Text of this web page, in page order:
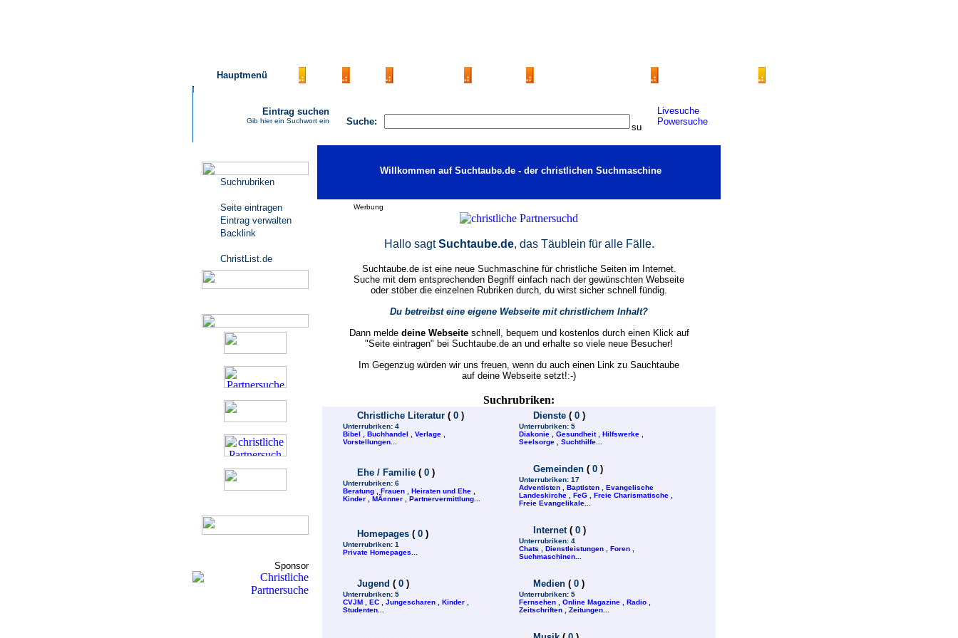
Hauptmenü
Suche:
Livesuche
Powersuche
Eintrag suchen
Gib hier ein Suchwort ein
Suchrubriken
Seite eintragen
Eintrag verwalten
Backlink
ChristList.de
Sponsor
Willkommen auf Suchtaube.de - der christlichen Suchmaschine
Werbung
Hallo sagtSuchtaube.de, das Täublein für alle Fälle.
Suchtaube.de ist eine neue Suchmaschine für christliche Seiten im Internet.
Suche mit dem entsprechenden Begriff einfach nach der gewünschten Webseite
oder stöber die einzelnen Rubriken durch, du wirst sicher schnell fündig.
Du betreibst eine eigene Webseite mit christlichem Inhalt?
Dann melde deine Webseiteschnell, bequem und kostenlos durch einen Klick auf
"Seite eintragen" bei Suchtaube.de an und erhalte so viele neue Besucher!
Im Gegenzug würden wir uns freuen, wenn du auch einen Link zu Sauchtaube
auf deine Webseite setzt!:-)
Suchrubriken:
Christliche Literatur ( 0 )
Unterrubriken: 4
Bibel
Buchhandel Verlage
Vorstellungen
Dienste ( 0 )
Unterrubriken: 5
Diakonie
Gesundheit, Hilfswerke
Seelsorge
Suchthilfe
Ehe / Familie ( 0 )
Unterrubriken: 6
Beratung
Frauen Heiraten und Ehe
Kinder
MÃ¤nner Partnervermittlung
Gemeinden ( 0 )
Unterrubriken: 17
Adventisten
Baptisten
Evangelische
Landeskirche
FeG Freie Charismatische
Freie Evangelikale
Homepages ( 0 )
Unterrubriken: 1
Private Homepages
Internet( 0 )
Unterrubriken: 4
Chats
Dienstleistungen Foren
Suchmaschinen
Jugend ( 0 )
Unterrubriken: 5
CVJM
EC Jungescharen Kinder
Studenten
Medien ( 0 )
Unterrubriken: 5
Fernsehen
Online Magazine Radio
Zeitschriften
Zeitungen